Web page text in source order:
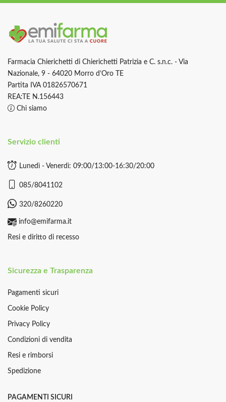
Farmacia Chierichetti di Chierichetti Patrizia e C. s.n.c. - Via
Nazionale, 9 - 64020 Morro d’Oro TE
Partita IVA 01826570671
REA:TE N.156443
Chi siamo
Servizio clienti
Lunedì - Venerdì: 09:00/13:00-16:30/20:00
085/8041102
320/8260220
info@emifarma.it
Resi e diritto di recesso
Sicurezza e Trasparenza
Pagamenti sicuri
Cookie Policy
Privacy Policy
Condizioni di vendita
Resi e rimborsi
Spedizione
PAGAMENTI SICURI